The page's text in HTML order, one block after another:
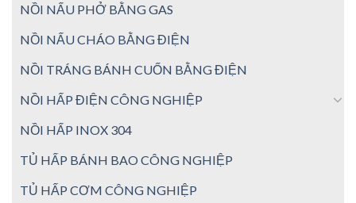
NỒI NẤU PHỞ BẰNG GAS
NỒI NẤU CHÁO BẰNG ĐIỆN
NỒI TRÁNG BÁNH CUỐN BẰNG ĐIỆN
NỒI HẤP ĐIỆN CÔNG NGHIỆP
NỒI HẤP INOX 304
TỦ HẤP BÁNH BAO CÔNG NGHIỆP
TỦ HẤP CƠM CÔNG NGHIỆP